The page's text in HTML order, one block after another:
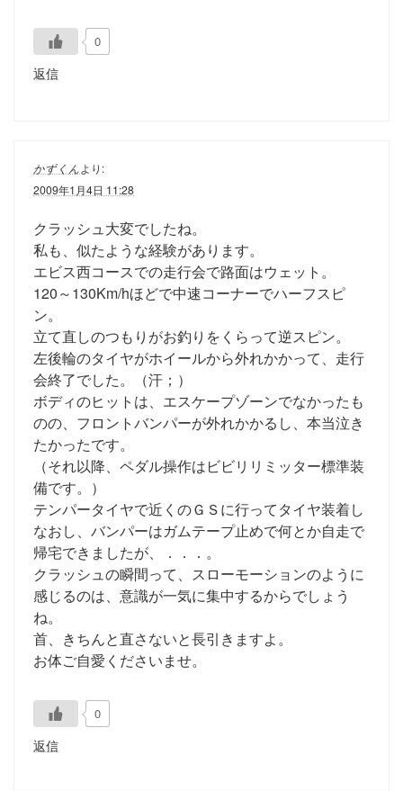
0
返信
かずくんより:
2009年1月4日 11:28
クラッシュ大変でしたね。
私も、似たような経験があります。
エビス西コースでの走行会で路面はウェット。
120～130Km/hほどで中速コーナーでハーフスピ
ン。
立て直しのつもりがお釣りをくらって逆スピン。
左後輪のタイヤがホイールから外れかかって、走行
会終了でした。（汗；）
ボディのヒットは、エスケープゾーンでなかったも
のの、フロントバンパーが外れかかるし、本当泣き
たかったです。
（それ以降、ペダル操作はビビリリミッター標準装
備です。）
テンパータイヤで近くのＧＳに行ってタイヤ装着し
なおし、バンパーはガムテープ止めで何とか自走で
帰宅できましたが、．．．。
クラッシュの瞬間って、スローモーションのように
感じるのは、意識が一気に集中するからでしょう
ね。
首、きちんと直さないと長引きますよ。
お体ご自愛くださいませ。
0
返信